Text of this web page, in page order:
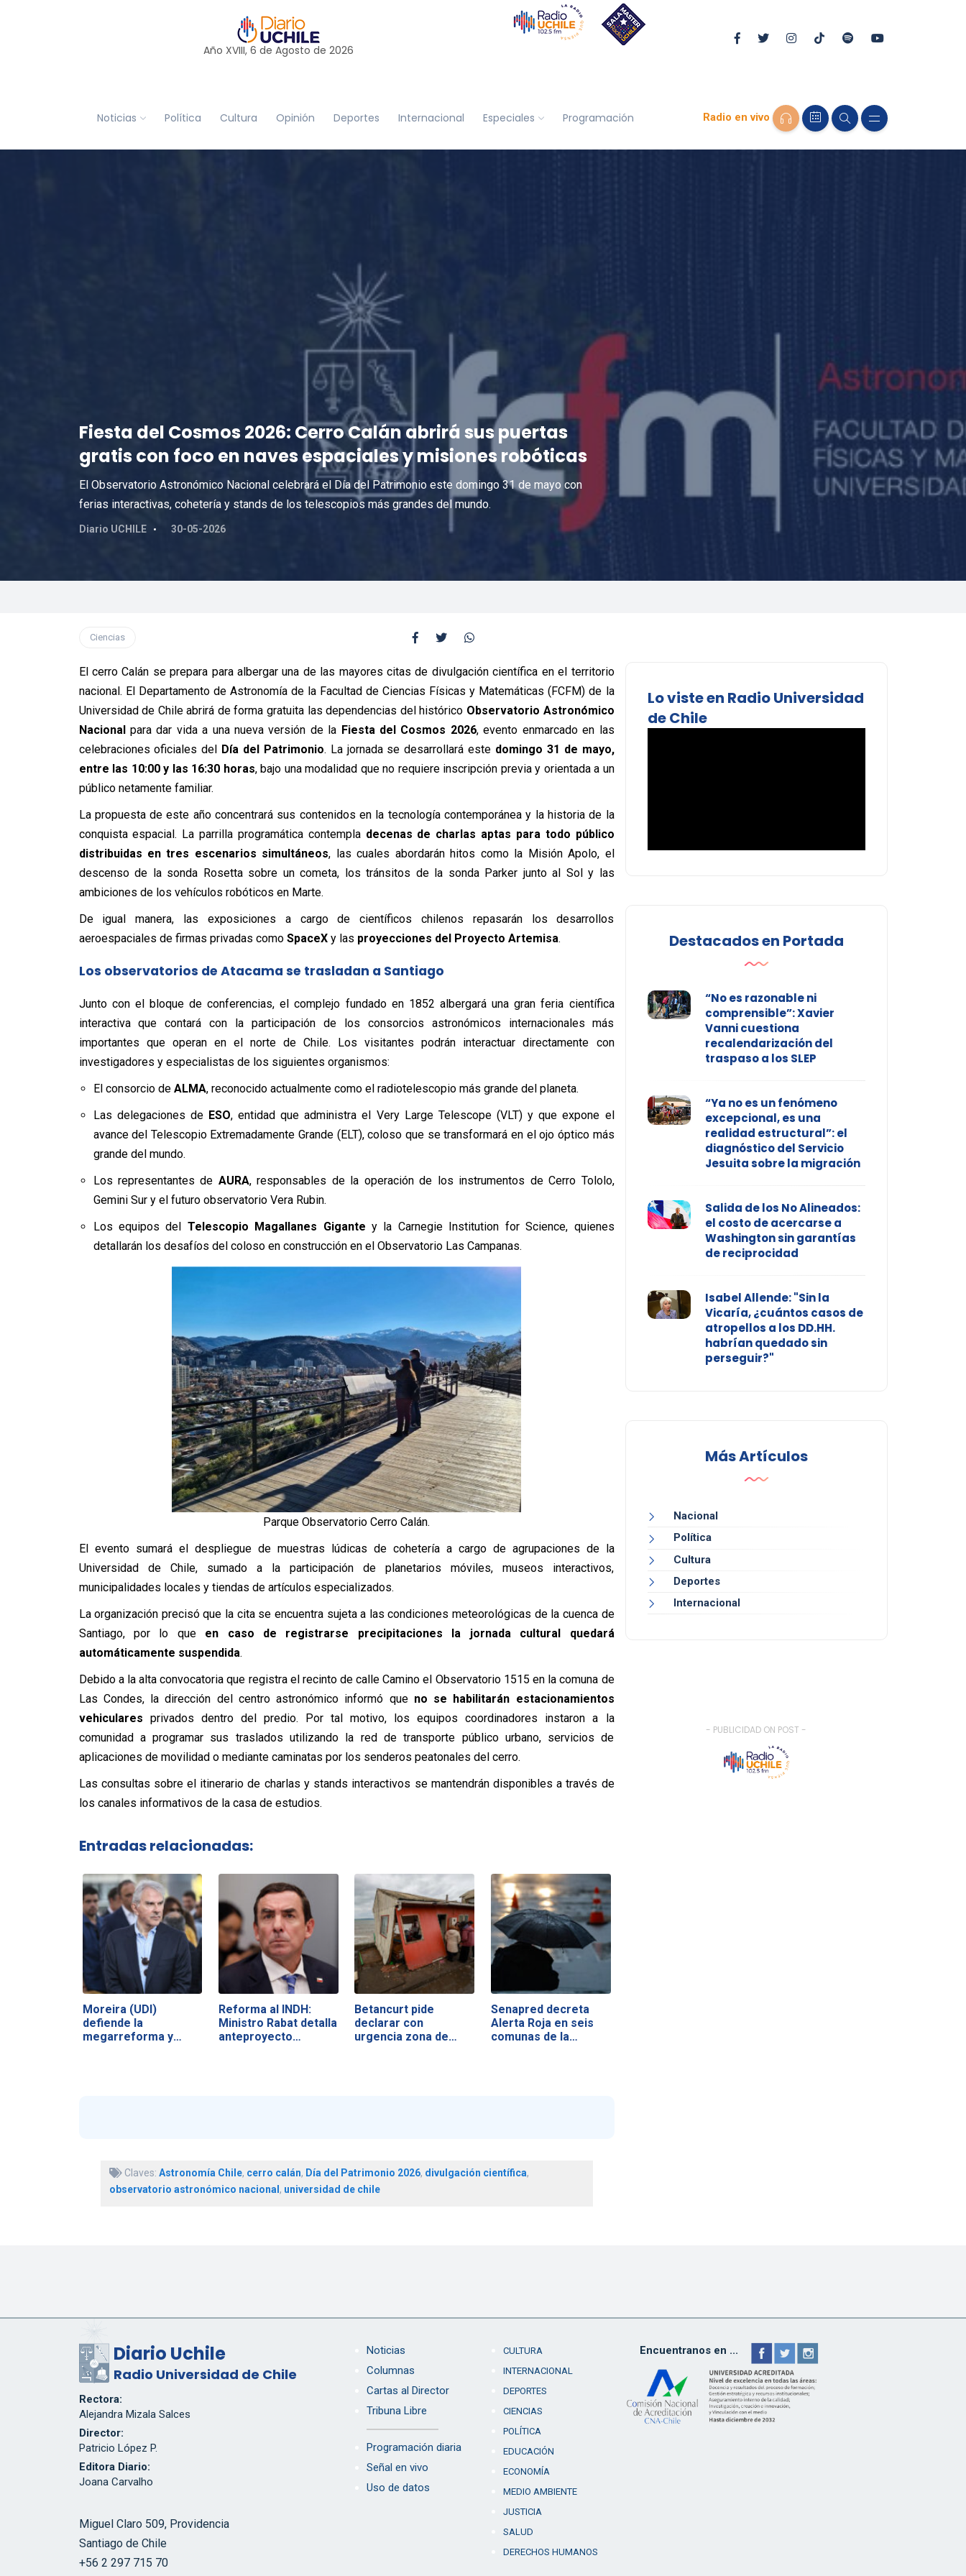
Año XVIII, 6 de Agosto de 2026
Noticias Política Cultura Opinión Deportes Internacional Especiales Programación Radio en vivo
Fiesta del Cosmos 2026: Cerro Calán abrirá sus puertas
gratis con foco en naves espaciales y misiones robóticas
El Observatorio Astronómico Nacional celebrará el Día del Patrimonio este domingo 31 de mayo con
ferias interactivas, cohetería y stands de los telescopios más grandes del mundo.
Diario UCHILE 30-05-2026
Ciencias
El cerro Calán se prepara para albergar una de las mayores citas de divulgación científica en el territorio
nacional. El Departamento de Astronomía de la Facultad de Ciencias Físicas y Matemáticas (FCFM) de la
Universidad de Chile abrirá de forma gratuita las dependencias del histórico Observatorio Astronómico
Nacionalpara dar vida a una nueva versión de la Fiesta del Cosmos 2026, evento enmarcado en las
celebraciones oficiales del Día del Patrimonio. La jornada se desarrollará este domingo 31 de mayo,
entre las 10:00 y las 16:30 horas, bajo una modalidad que no requiere inscripción previa y orientada a un
público netamente familiar.
La propuesta de este año concentrará sus contenidos en la tecnología contemporánea y la historia de la
conquista espacial. La parrilla programática contempla decenas de charlas aptas para todo público
distribuidas en tres escenarios simultáneos, las cuales abordarán hitos como la Misión Apolo, el
descenso de la sonda Rosetta sobre un cometa, los tránsitos de la sonda Parker junto al Sol y las
ambiciones de los vehículos robóticos en Marte.
De igual manera, las exposiciones a cargo de científicos chilenos repasarán los desarrollos
aeroespaciales de firmas privadas como SpaceXy las proyecciones del Proyecto Artemisa.
Los observatorios de Atacama se trasladan a Santiago
Junto con el bloque de conferencias, el complejo fundado en 1852 albergará una gran feria científica
interactiva que contará con la participación de los consorcios astronómicos internacionales más
importantes que operan en el norte de Chile. Los visitantes podrán interactuar directamente con
investigadores y especialistas de los siguientes organismos:
El consorcio de ALMA, reconocido actualmente como el radiotelescopio más grande del planeta.
Las delegaciones de ESO, entidad que administra el Very Large Telescope (VLT) y que expone el
avance del Telescopio Extremadamente Grande (ELT), coloso que se transformará en el ojo óptico más
grande del mundo.
Los representantes de AURA, responsables de la operación de los instrumentos de Cerro Tololo,
Gemini Sur y el futuro observatorio Vera Rubin.
Los equipos del Telescopio Magallanes Gigante y la Carnegie Institution for Science, quienes
detallarán los desafíos del coloso en construcción en el Observatorio Las Campanas.
Parque Observatorio Cerro Calán.
El evento sumará el despliegue de muestras lúdicas de cohetería a cargo de agrupaciones de la
Universidad de Chile, sumado a la participación de planetarios móviles, museos interactivos,
municipalidades locales y tiendas de artículos especializados.
La organización precisó que la cita se encuentra sujeta a las condiciones meteorológicas de la cuenca de
Santiago, por lo que en caso de registrarse precipitaciones la jornada cultural quedará
automáticamente suspendida.
Debido a la alta convocatoria que registra el recinto de calle Camino el Observatorio 1515 en la comuna de
Las Condes, la dirección del centro astronómico informó que no se habilitarán estacionamientos
vehiculares privados dentro del predio. Por tal motivo, los equipos coordinadores instaron a la
comunidad a programar sus traslados utilizando la red de transporte público urbano, servicios de
aplicaciones de movilidad o mediante caminatas por los senderos peatonales del cerro.
Las consultas sobre el itinerario de charlas y stands interactivos se mantendrán disponibles a través de
los canales informativos de la casa de estudios.
Entradas relacionadas:
Moreira (UDI)
defiende la
megarreforma y
Reforma al INDH:
Ministro Rabat detalla
anteproyecto…
Betancurt pide
declarar con
urgencia zona de…
Senapred decreta
Alerta Roja en seis
comunas de la…
Claves: Astronomía Chile, cerro calán, Día del Patrimonio 2026, divulgación científica,
observatorio astronómico nacional , universidad de chile
Lo viste en Radio Universidad
de Chile
Destacados en Portada
“No es razonable ni
comprensible”: Xavier
Vanni cuestiona
recalendarización del
traspaso a los SLEP
“Ya no es un fenómeno
excepcional, es una
realidad estructural”: el
diagnóstico del Servicio
Jesuita sobre la migración
Salida de los No Alineados:
el costo de acercarse a
Washington sin garantías
de reciprocidad
Isabel Allende: "Sin la
Vicaría, ¿cuántos casos de
atropellos a los DD.HH.
habrían quedado sin
perseguir?"
Más Artículos
Nacional
Política
Cultura
Deportes
Internacional
- PUBLICIDAD ON POST -
Diario Uchile
Radio Universidad de Chile
Rectora:
Alejandra Mizala Salces
Director:
Patricio López P.
Editora Diario:
Joana Carvalho
Miguel Claro 509, Providencia
Santiago de Chile
+56 2 297 715 70
Noticias
Columnas
Cartas al Director
Tribuna Libre
Programación diaria
Señal en vivo
Uso de datos
CULTURA
INTERNACIONAL
DEPORTES
CIENCIAS
POLÍTICA
EDUCACIÓN
ECONOMÍA
MEDIO AMBIENTE
JUSTICIA
SALUD
DERECHOS HUMANOS
Encuentranos en ...